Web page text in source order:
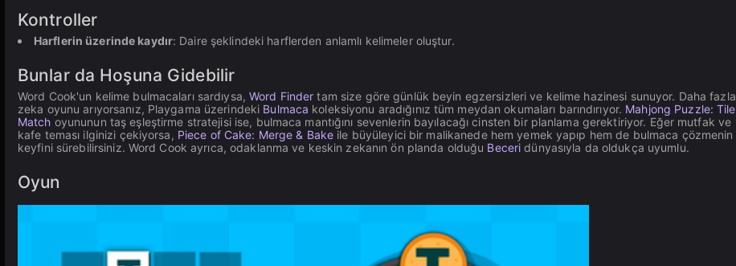
Kontroller
Harflerin üzerinde kaydır: Daire şeklindeki harflerden anlamlı kelimeler oluştur.
Bunlar da Hoşuna Gidebilir
Word Cook'un kelime bulmacaları sardıysa,Word Finder tam size göre günlük beyin egzersizleri ve kelime hazinesi sunuyor. Daha fazla
zeka oyunu arıyorsanız, Playgama üzerindeki Bulmaca koleksiyonu aradığınız tüm meydan okumaları barındırıyor. Mahjong Puzzle: Tile
Match oyununun taş eşleştirme stratejisi ise, bulmaca mantığını sevenlerin bayılacağı cinsten bir planlama gerektiriyor. Eğer mutfak ve
kafe teması ilginizi çekiyorsa, Piece of Cake: Merge & Bake ile büyüleyici bir malikanede hem yemek yapıp hem de bulmaca çözmenin
keyfini sürebilirsiniz. Word Cook ayrıca, odaklanma ve keskin zekanın ön planda olduğu Beceri dünyasıyla da oldukça uyumlu.
Oyun